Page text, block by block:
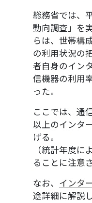
総務省では、
動向調査」を
らは、世帯構
の利用状況の
者自身のイン
信機器の利用
った。
ここでは、通
以上のインタ
げる。
（統計年度
ることに注意
なお、 インタ
途詳細に解説し